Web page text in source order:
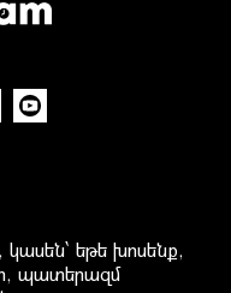
եթե խոսենք,
պատերազմ